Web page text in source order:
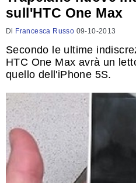
sull'HTC One Max
Di Francesca Russo 09-10-2013
Secondo le ultime
HTC One Max avrà un
quello dell'iPhone 5S.